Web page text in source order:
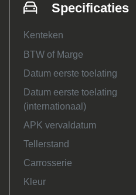
Specificaties
Kenteken
BTW of Marge
Datum eerste toelating
Datum eerste toelating
(internationaal)
APK vervaldatum
Tellerstand
Carrosserie
Kleur